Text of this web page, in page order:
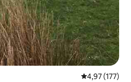
4,97 de uma
4,97 (177)